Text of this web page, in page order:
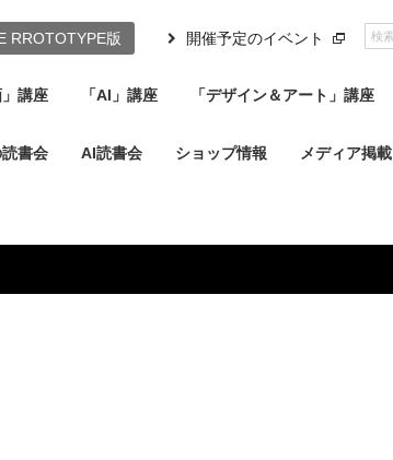
」講座 「AI」講座 「デザイン＆アート」講座
書会 AI読書会 ショップ情報 メディア掲載
RROTOTYPE版 開催予定のイベント